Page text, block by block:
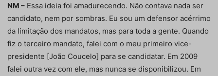
NM – Essa ideia foi amadurecendo. Não contava nada ser
candidato, nem por sombras. Eu sou um defensor acérrimo
da limitação dos mandatos, mas para toda a gente. Quando
fiz o terceiro mandato, falei com o meu primeiro vice-
presidente [João Coucelo] para se candidatar. Em 2009
falei outra vez com ele, mas nunca se disponibilizou. Em